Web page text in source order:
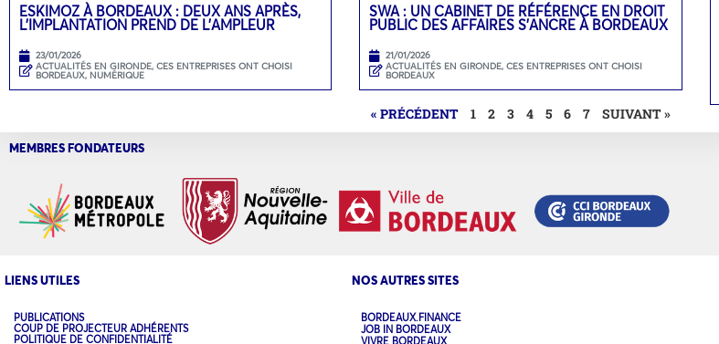
ESKIMOZ À BORDEAUX : DEUX ANS APRÈS,
L’IMPLANTATION PREND DE L’AMPLEUR
23/01/2026
ACTUALITÉS EN GIRONDE, CES ENTREPRISES ONT CHOISI
BORDEAUX, NUMÉRIQUE
SWA : UN CABINET DE RÉFÉRENCE EN DROIT
PUBLIC DES AFFAIRES S’ANCRE À BORDEAUX
21/01/2026
ACTUALITÉS EN GIRONDE,CES ENTREPRISES ONT CHOISI
BORDEAUX
« PRÉCÉDENT 1 2 3 4 5 6 7 SUIVANT »
MEMBRES FONDATEURS
LIENS UTILES
PUBLICATIONS
COUP DE PROJECTEUR ADHÉRENTS
POLITIQUE DE CONFIDENTIALITÉ
NOS AUTRES SITES
BORDEAUX.FINANCE
JOB IN BORDEAUX